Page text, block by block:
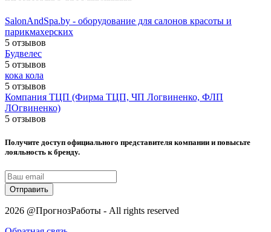
SalonAndSpa.by - оборудование для салонов красоты и
парикмахерских
5 отзывов
Будвелес
5 отзывов
кока кола
5 отзывов
Компания ТЦП (Фирма ТЦП, ЧП Логвиненко, ФЛП
ЛОгвиненко)
5 отзывов
Получите доступ официального представителя компании и повысьте
лояльность к бренду.
Отправить
2026 @ПрогнозРаботы - All rights reserved